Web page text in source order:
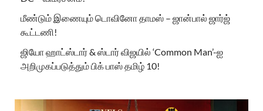
மீண்டும் இணையும் டொவினோ தாமஸ் – ஜான்பால் ஜார்ஜ்
கூட்டணி!
ஜியோ ஹாட்ஸ்டார் & ஸ்டார் விஜயில் ‘Common Man’-ஐ
அறிமுகப்படுத்தும் பிக் பாஸ் தமிழ் 10!